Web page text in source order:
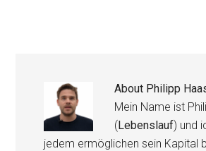
About Philipp
Mein Name ist
(Lebenslauf) und
jedem ermöglichen sein Kapital